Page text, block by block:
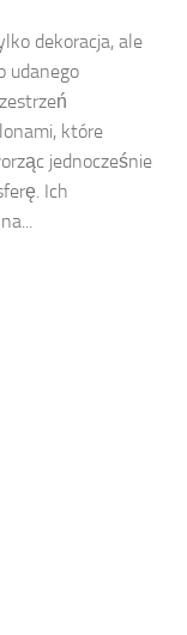
dekoracja, ale
udanego
które
jednocześnie
Ich